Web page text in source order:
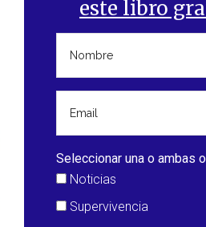
este libro
Seleccionar una o ambas
Noticias
Supervivencia